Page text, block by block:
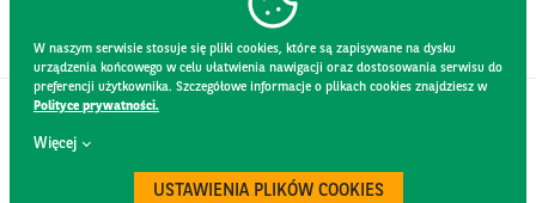
W naszym serwisie stosuje się pliki cookies, które są zapisywane na dysku
urządzenia końcowego w celu ułatwienia nawigacji oraz dostosowania serwisu do
preferencji użytkownika. Szczegółowe informacje o plikach cookies znajdziesz w
Polityce prywatności.
Więcej
USTAWIENIA PLIKÓW COOKIES
KONTAKT
REGULAMIN STRONY
POLITYKA PRYWATNOŚCI